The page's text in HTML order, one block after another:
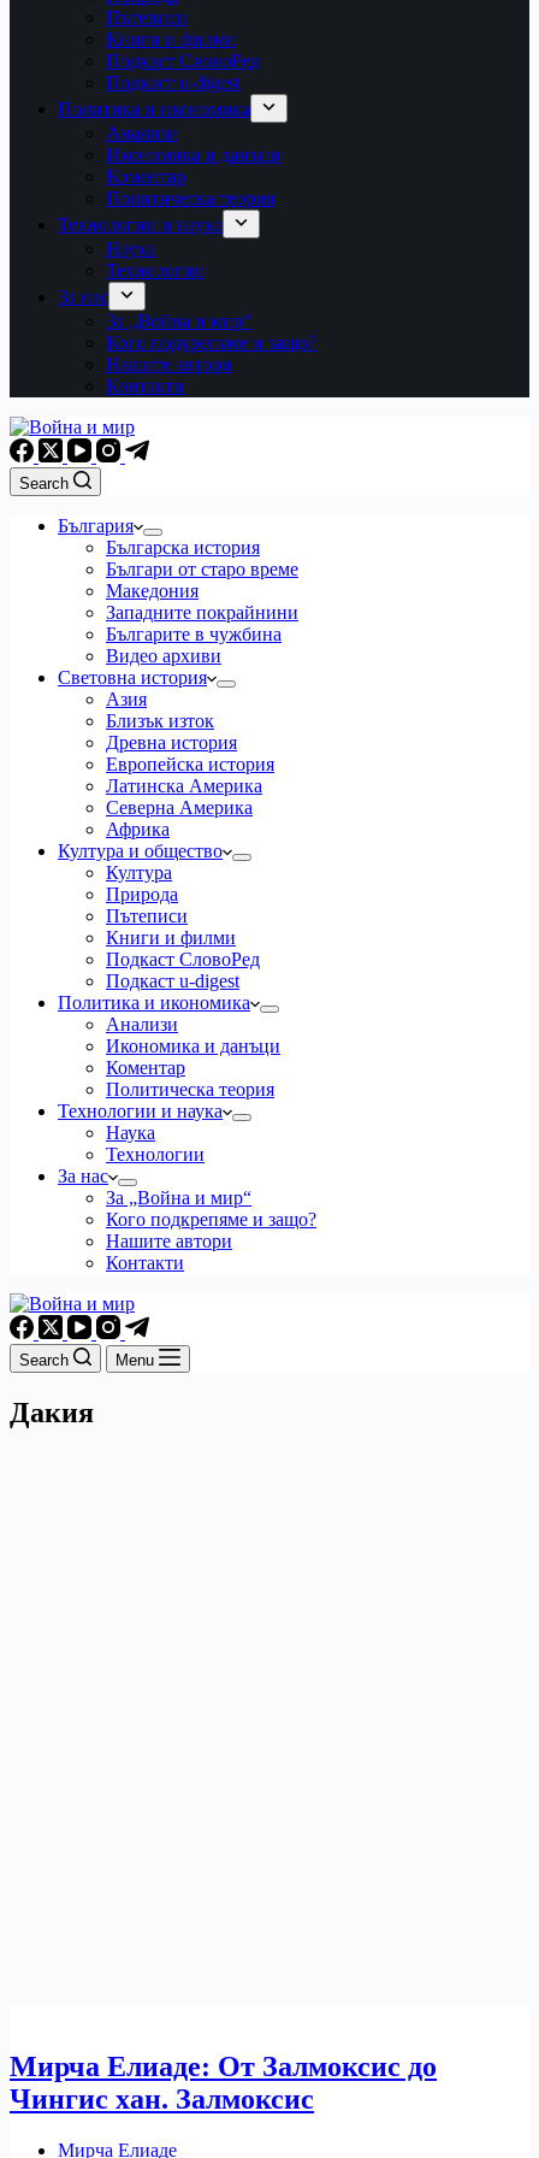
Пътеписи
Книги и филми
Подкаст СловоРед
Подкаст u-digest
Политика и икономика
Анализи
Икономика и данъци
Коментар
Политическа теория
Технологии и наука
Наука
Технологии
За нас
За „Война и мир“
Кого подкрепяме и защо?
Нашите автори
Контакти
Search
България
Българска история
Българи от старо време
Македония
Западните покрайнини
Българите в чужбина
Видео архиви
Световна история
Азия
Близък изток
Древна история
Европейска история
Латинска Америка
Северна Америка
Африка
Култура и общество
Култура
Природа
Пътеписи
Книги и филми
Подкаст СловоРед
Подкаст u-digest
Политика и икономика
Анализи
Икономика и данъци
Коментар
Политическа теория
Технологии и наука
Наука
Технологии
За нас
За „Война и мир“
Кого подкрепяме и защо?
Нашите автори
Контакти
Search Menu
Дакия
Мирча Елиаде: От Залмоксис до
Чингис хан. Залмоксис
Мирча Елиаде